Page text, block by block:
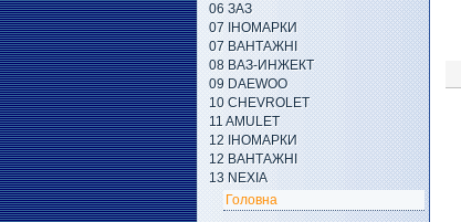
06 ЗАЗ
07 ІНОМАРКИ
07 ВАНТАЖНІ
08 ВАЗ-ИНЖЕКТ
09 DAEWOO
10 CHEVROLET
11 AMULET
12 ІНОМАРКИ
12 ВАНТАЖНІ
13 NEXIA
Головна